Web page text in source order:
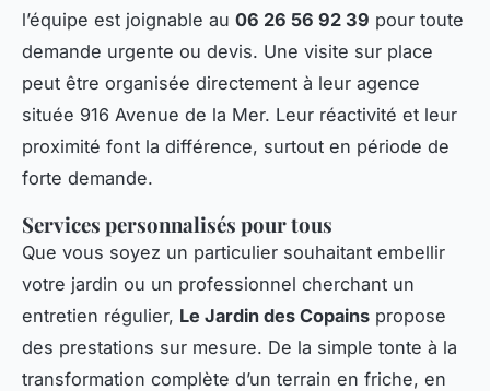
l’équipe est joignable au 06 26 56 92 39 pour toute
demande urgente ou devis. Une visite sur place
peut être organisée directement à leur agence
située 916 Avenue de la Mer. Leur réactivité et leur
proximité font la différence, surtout en période de
forte demande.
Services personnalisés pour tous
Que vous soyez un particulier souhaitant embellir
votre jardin ou un professionnel cherchant un
entretien régulier, Le Jardin des Copains propose
des prestations sur mesure. De la simple tonte à la
transformation complète d’un terrain en friche, en